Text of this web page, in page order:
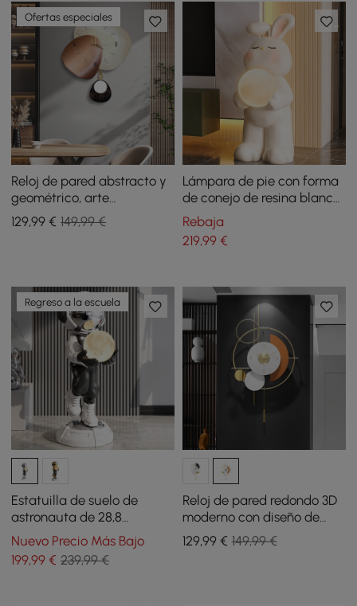
Ofertas especiales
Reloj de pared abstracto y
geométrico, arte
decorativo moderno para
salón y dormitorio
129,99 € 149,99 €
Lámpara de pie con forma
de conejo de resina blanca
de 620 mm, escultura,
adorno para sala de estar
y dormitorio
Rebaja
219,99€
Regreso a la escuela
Estatuilla de suelo de
astronauta de 28,8
pulgadas para decoración
artística con lámpara de
bola y carga USB
Nuevo Precio Más Bajo
199,99 € 239,99 €
Reloj de pared redondo 3D
moderno con diseño de
péndulo dorado,
geométrico, metal mudo,
129,99€ 149,99 €